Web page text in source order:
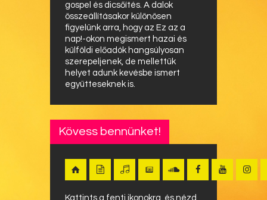
gospel és dicsőítés. A dalok
összeállításakor különösen
figyelünk arra, hogy az Ez az a
nap!-okon megismert hazai és
külföldi előadók hangsúlyosan
szerepeljenek, de mellettük
helyet adunk kevésbe ismert
együtteseknek is.
Kövess bennünket!
Kattints a fenti ikonokra, és nézd